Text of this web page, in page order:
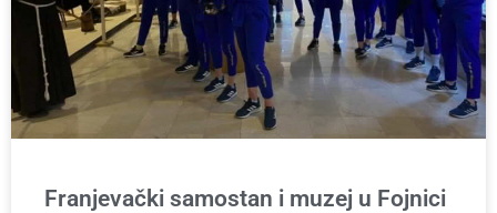
Franjevački samostan i muzej u Fojnici